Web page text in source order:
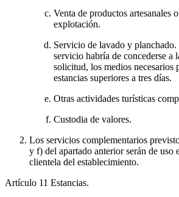
Venta de productos artesanales
explotación.
Servicio de lavado y planchado.
servicio habría de concederse a
solicitud, los medios necesarios
estancias superiores a tres días.
Otras actividades turísticas
Custodia de valores.
Los servicios complementarios
y f) del apartado anterior serán de uso
clientela del establecimiento.
Artículo 11 Estancias.